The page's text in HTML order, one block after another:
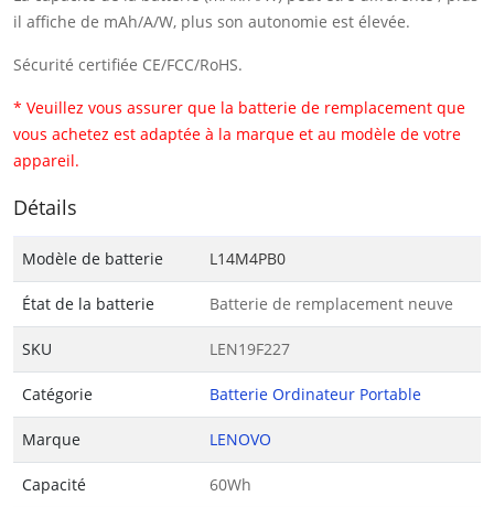
il affiche de mAh/A/W, plus son autonomie est élevée.
Sécurité certifiée CE/FCC/RoHS.
* Veuillez vous assurer que la batterie de remplacement que
vous achetez est adaptée à la marque et au modèle de votre
appareil.
Détails
Modèle de batterie L14M4PB0
État de la batterie Batterie de remplacement neuve
SKU LEN19F227
Catégorie Batterie Ordinateur Portable
Marque LENOVO
Capacité 60Wh